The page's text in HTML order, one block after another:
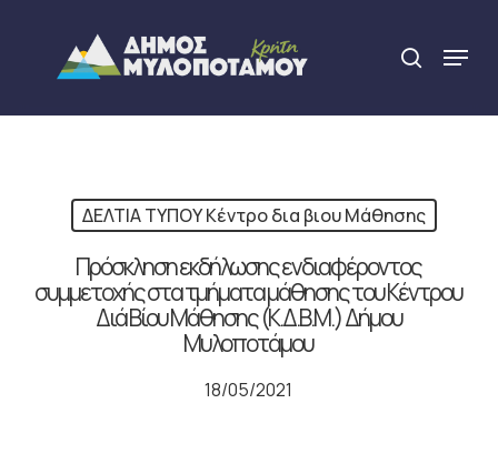
content
search
Menu
ΔΕΛΤΙΑ ΤΥΠΟΥ Κέντρο δια βιου Μάθησης
Πρόσκληση εκδήλωσης ενδιαφέροντος
συμμετοχής στα τμήματα μάθησης του Κέντρου
Διά Βίου Μάθησης (Κ.Δ.Β.Μ.) Δήμου
Μυλοποτάμου
18/05/2021
Close